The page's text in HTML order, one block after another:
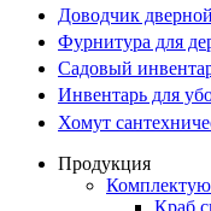
Доводчик дверной
Фурнитура для
Садовый
Инвентарь для
Хомут
Продукция
Краб